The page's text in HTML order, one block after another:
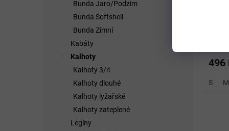
Bunda Jaro/Podzim
Bunda Softshell
Bunda Zimní
Kabáty
Kalhoty
Kalhoty 3/4
Kalhoty dlouhé
Kalhoty lyžařské
Kalhoty zateplené
Legíny
496
S M